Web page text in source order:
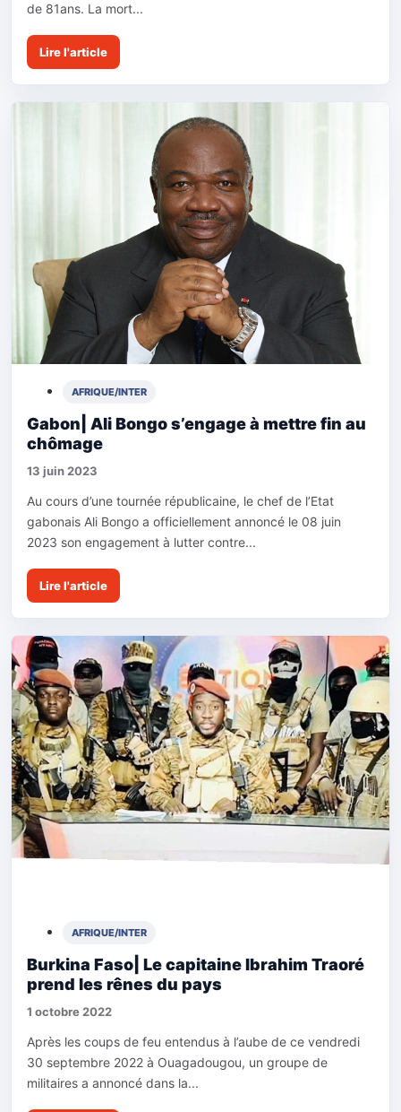
de 81ans. La mort...
Lire l'article
AFRIQUE/INTER
Gabon| Ali Bongo s’engage à mettre fin au
chômage
13 juin 2023
Au cours d’une tournée républicaine, le chef de l’Etat
gabonais Ali Bongo a officiellement annoncé le 08 juin
2023 son engagement à lutter contre...
Lire l'article
AFRIQUE/INTER
Burkina Faso| Le capitaine Ibrahim Traoré
prend les rênes du pays
1 octobre 2022
Après les coups de feu entendus à l’aube de ce vendredi
30 septembre 2022 à Ouagadougou, un groupe de
militaires a annoncé dans la...